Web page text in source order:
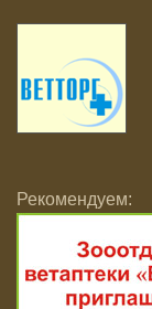
Рекомендуем: